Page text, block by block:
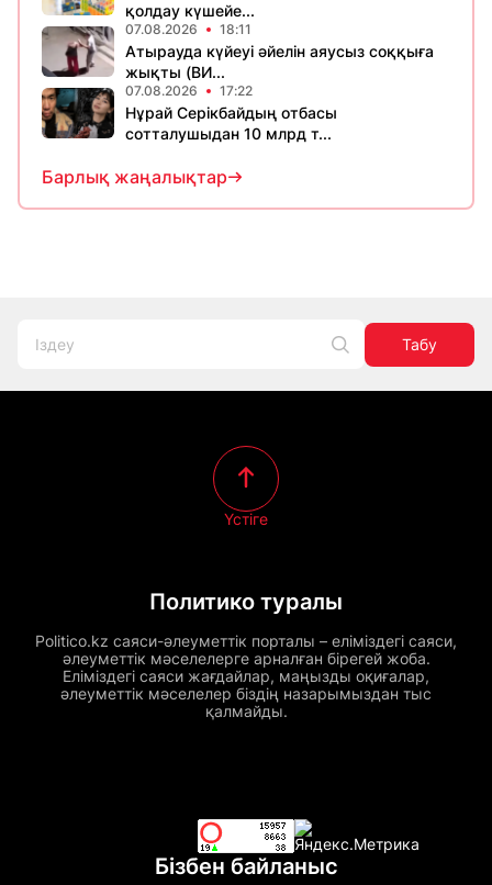
қолдау күшейе...
07.08.2026 18:11
Атырауда күйеуі әйелін аяусыз соққыға
жықты (ВИ...
07.08.2026 17:22
Нұрай Серікбайдың отбасы
сотталушыдан 10 млрд т...
Барлық жаңалықтар
Табу
Политико туралы
Politico.kz саяси-әлеуметтік порталы – еліміздегі саяси,
әлеуметтік мәселелерге арналған бірегей жоба.
Еліміздегі саяси жағдайлар, маңызды оқиғалар,
әлеуметтік мәселелер біздің назарымыздан тыс
қалмайды.
Үстіге
Бізбен байланыс